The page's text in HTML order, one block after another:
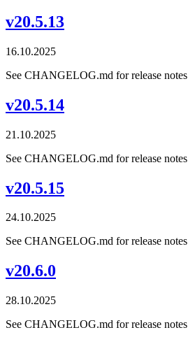
v20.5.13
16.10.2025
See CHANGELOG.md for release notes
v20.5.14
21.10.2025
See CHANGELOG.md for release notes
v20.5.15
24.10.2025
See CHANGELOG.md for release notes
v20.6.0
28.10.2025
See CHANGELOG.md for release notes